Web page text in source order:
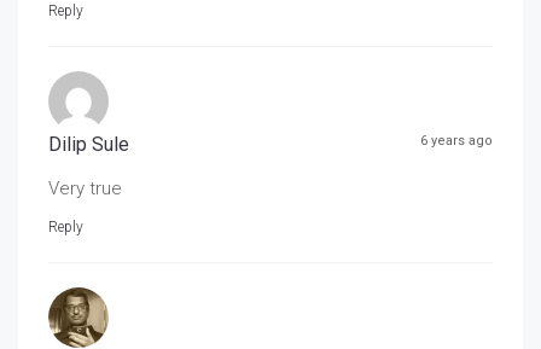
Reply
Dilip Sule 6 years ago
Very true
Reply